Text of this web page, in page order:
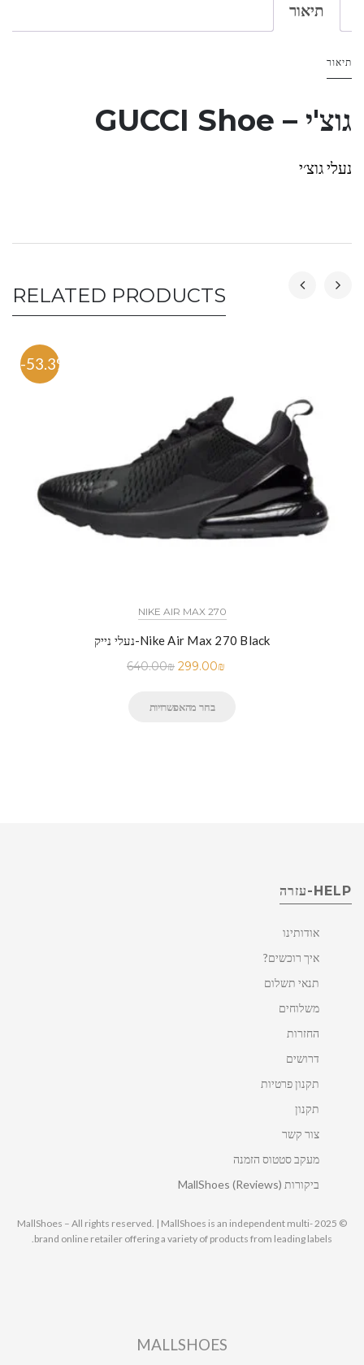
תיאור
תיאור
גוצ'י – GUCCI Shoe
נעלי גוצ׳י
RELATED PRODUCTS
-53.3%
NIKE AIR MAX 270
נעלי נייק-Nike Air Max 270 Black
640.00₪ 299.00₪
בחר מהאפשרויות
HELP-עזרה
אודותינו
איך רוכשים?
תנאי תשלום
משלוחים
החזרות
דרושים
תקנון פרטיות
תקנון
צור קשר
מעקב סטטוס הזמנה
ביקורות MallShoes (Reviews)
© 2025 MallShoes – All rights reserved. | MallShoes is an independent multi-
brand online retailer offering a variety of products from leading labels.
MALLSHOES